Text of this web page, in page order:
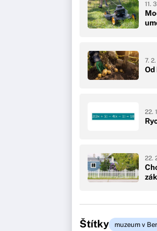
11.
7.
22.
22.
Štítky muzeum v